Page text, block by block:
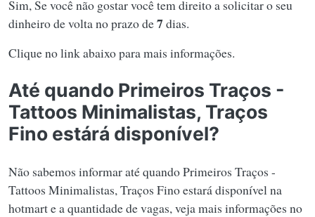
Sim, Se você não gostar você tem direito a solicitar o seu
dinheiro de volta no prazo de7dias.
Clique no link abaixo para mais informações.
Até quando Primeiros Traços -
Tattoos Minimalistas, Traços
Fino estárá disponível?
Não sabemos informar até quando Primeiros Traços -
Tattoos Minimalistas, Traços Fino estará disponível na
hotmart e a quantidade de vagas, veja mais informações no